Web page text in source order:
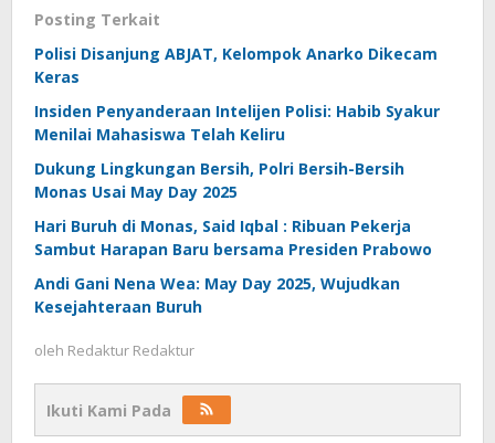
Posting Terkait
Polisi Disanjung ABJAT, Kelompok Anarko Dikecam
Keras
Insiden Penyanderaan Intelijen Polisi: Habib Syakur
Menilai Mahasiswa Telah Keliru
Dukung Lingkungan Bersih, Polri Bersih-Bersih
Monas Usai May Day 2025
Hari Buruh di Monas, Said Iqbal : Ribuan Pekerja
Sambut Harapan Baru bersama Presiden Prabowo
Andi Gani Nena Wea: May Day 2025, Wujudkan
Kesejahteraan Buruh
oleh Redaktur Redaktur
Ikuti Kami Pada